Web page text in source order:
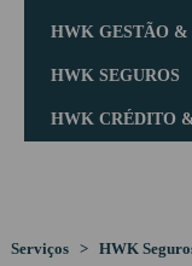
Missão
Visão
SERVIÇOS
HWK Seguros
HWK GESTÃO
HWK SEGUROS
HWK CRÉDITO
Serviços > HWK